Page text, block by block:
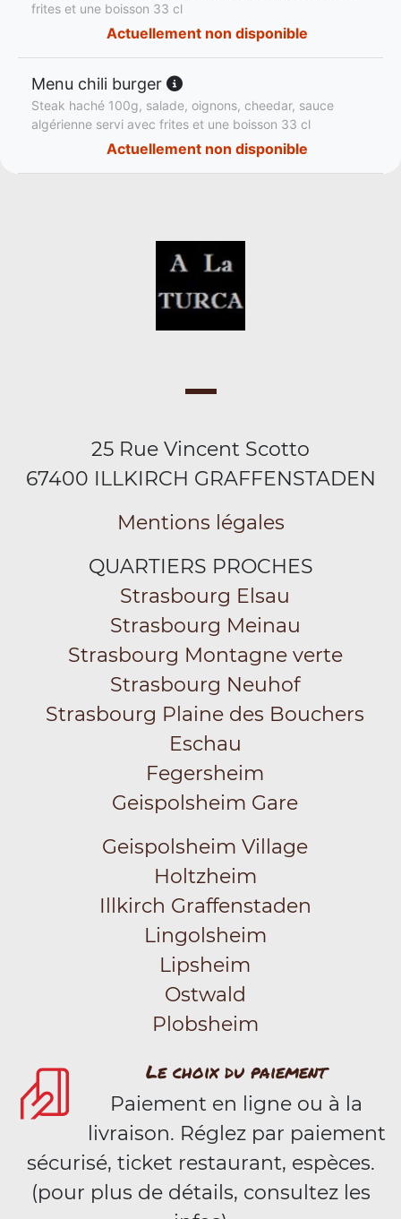
frites et une boisson 33 cl
Actuellement non disponible
Menu chili burger
Steak haché 100g, salade, oignons, cheedar, sauce
algérienne servi avec frites et une boisson 33 cl
Actuellement non disponible
25 Rue Vincent Scotto
67400 ILLKIRCH GRAFFENSTADEN
Mentions légales
QUARTIERS PROCHES
Strasbourg Elsau
Strasbourg Meinau
Strasbourg Montagne verte
Strasbourg Neuhof
Strasbourg Plaine des Bouchers
Eschau
Fegersheim
Geispolsheim Gare
Geispolsheim Village
Holtzheim
Illkirch Graffenstaden
Lingolsheim
Lipsheim
Ostwald
Plobsheim
Le choix du paiement
Paiement en ligne ou à la
livraison. Réglez par paiement
sécurisé, ticket restaurant, espèces.
(pour plus de détails, consultez les